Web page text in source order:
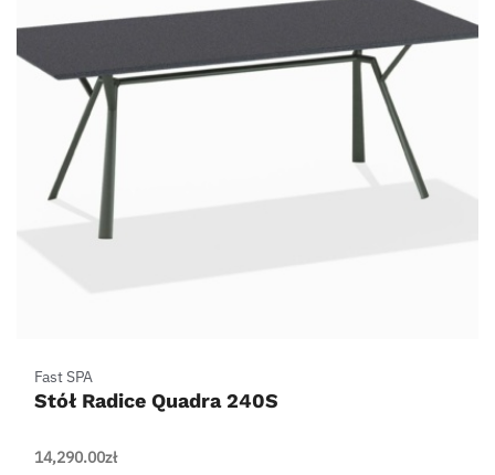
Fast SPA
Stół Radice Quadra 240S
14,290.00zł